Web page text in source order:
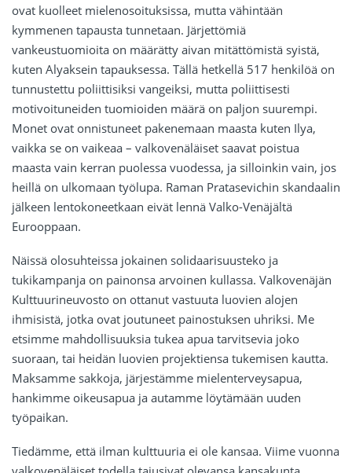
ovat kuolleet mielenosoituksissa, mutta vähintään
kymmenen tapausta tunnetaan. Järjettömiä
vankeustuomioita on määrätty aivan mitättömistä syistä,
kuten Alyaksein tapauksessa. Tällä hetkellä 517 henkilöä on
tunnustettu poliittisiksi vangeiksi, mutta poliittisesti
motivoituneiden tuomioiden määrä on paljon suurempi.
Monet ovat onnistuneet pakenemaan maasta kuten Ilya,
vaikka se on vaikeaa – valkovenäläiset saavat poistua
maasta vain kerran puolessa vuodessa, ja silloinkin vain, jos
heillä on ulkomaan työlupa. Raman Pratasevichin skandaalin
jälkeen lentokoneetkaan eivät lennä Valko-Venäjältä
Eurooppaan.
Näissä olosuhteissa jokainen solidaarisuusteko ja
tukikampanja on painonsa arvoinen kullassa. Valkovenäjän
Kulttuurineuvosto on ottanut vastuuta luovien alojen
ihmisistä, jotka ovat joutuneet painostuksen uhriksi. Me
etsimme mahdollisuuksia tukea apua tarvitsevia joko
suoraan, tai heidän luovien projektiensa tukemisen kautta.
Maksamme sakkoja, järjestämme mielenterveysapua,
hankimme oikeusapua ja autamme löytämään uuden
työpaikan.
Tiedämme, että ilman kulttuuria ei ole kansaa. Viime vuonna